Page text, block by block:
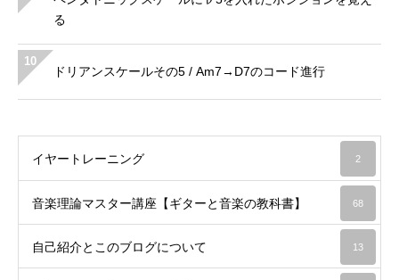
る
10
ドリアンスケールその5 / Am7→D7のコード進行
イヤートレーニング 2
音楽理論マスター講座【ギターと音楽の教科書】 68
自己紹介とこのブログについて 13